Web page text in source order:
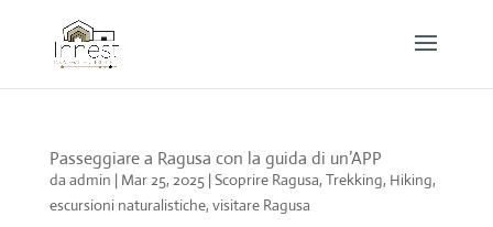
Passeggiare a Ragusa con la guida di un’APP
da admin | Mar 25, 2025|Scoprire Ragusa, Trekking, Hiking,
escursioni naturalistiche, visitare Ragusa